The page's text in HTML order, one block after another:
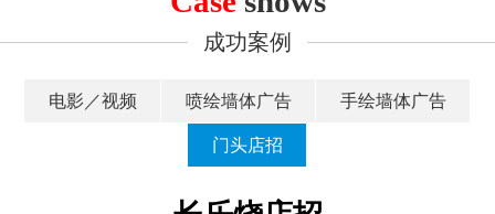
成功案例
电影／视频 喷绘墙体广告 手绘墙体广告
门头店招